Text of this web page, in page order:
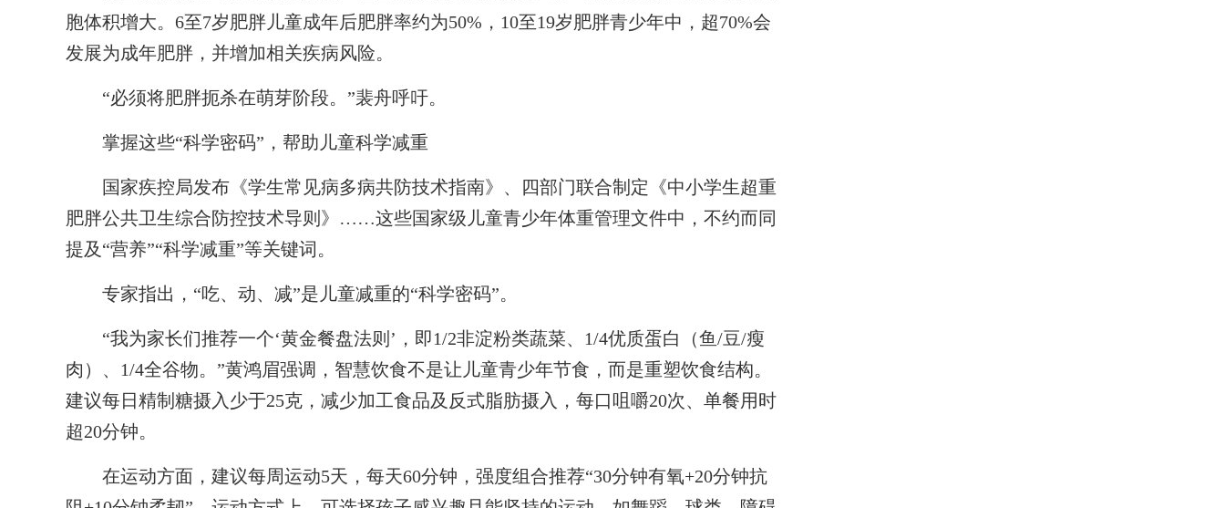
胞体积增大。6至7岁肥胖儿童成年后肥胖率约为50%，10至19岁肥胖青少年中，超70%会
发展为成年肥胖，并增加相关疾病风险。
“必须将肥胖扼杀在萌芽阶段。”裴舟呼吁。
掌握这些“科学密码”，帮助儿童科学减重
国家疾控局发布《学生常见病多病共防技术指南》、四部门联合制定《中小学生超重
肥胖公共卫生综合防控技术导则》……这些国家级儿童青少年体重管理文件中，不约而同
提及“营养”“科学减重”等关键词。
专家指出，“吃、动、减”是儿童减重的“科学密码”。
“我为家长们推荐一个‘黄金餐盘法则’，即1/2非淀粉类蔬菜、1/4优质蛋白（鱼/豆/瘦
肉）、1/4全谷物。”黄鸿眉强调，智慧饮食不是让儿童青少年节食，而是重塑饮食结构。
建议每日精制糖摄入少于25克，减少加工食品及反式脂肪摄入，每口咀嚼20次、单餐用时
超20分钟。
在运动方面，建议每周运动5天，每天60分钟，强度组合推荐“30分钟有氧+20分钟抗